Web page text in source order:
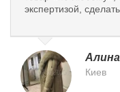
экспертизой,
Алина
Киев